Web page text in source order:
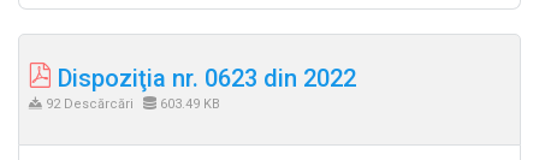
Dispoziţia nr. 0623 din 2022
92 Descărcări 603.49 KB